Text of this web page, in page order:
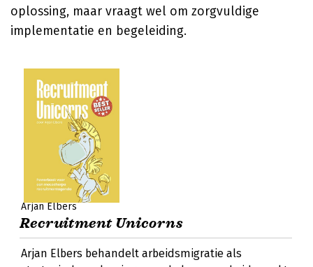
oplossing, maar vraagt wel om zorgvuldige
implementatie en begeleiding.
Arjan Elbers
Recruitment Unicorns
Arjan Elbers behandelt arbeidsmigratie als